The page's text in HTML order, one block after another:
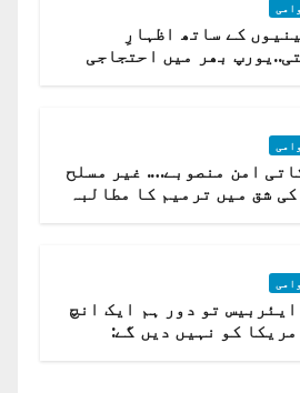
کے ساتھ اظہارِ
بھر میں احتجاجی
نکاتی امن منصوبے…. غیر مسلح
کی شق میں ترمیم کا مطالبہ
تو دور ہم ایک انچ
کو نہیں دیں گے: